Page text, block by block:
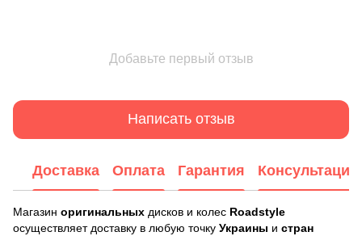
Добавьте первый отзыв
Написать отзыв
Доставка Оплата Гарантия Консультация
Магазин оригинальных дисков и колес Roadstyle
осуществляет доставку в любую точку Украины и стран